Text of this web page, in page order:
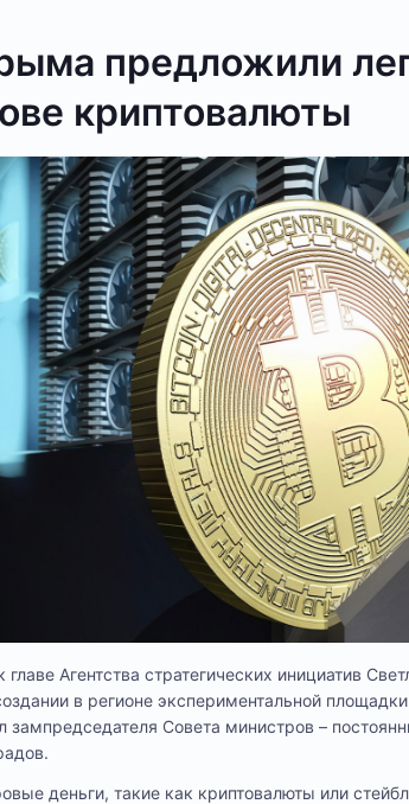
предложили
криптовалюты
Агентства стратегических инициатив
в регионе экспериментальной
зампредседателя Совета министров –
деньги, такие как криптовалюты или